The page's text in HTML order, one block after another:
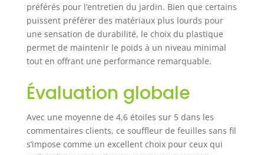
préférés pour l’entretien du jardin. Bien que certains
puissent préférer des matériaux plus lourds pour
une sensation de durabilité, le choix du plastique
permet de maintenir le poids à un niveau minimal
tout en offrant une performance remarquable.
Évaluation globale
Avec une moyenne de 4,6 étoiles sur 5 dans les
commentaires clients, ce souffleur de feuilles sans fil
s’impose comme un excellent choix pour ceux qui